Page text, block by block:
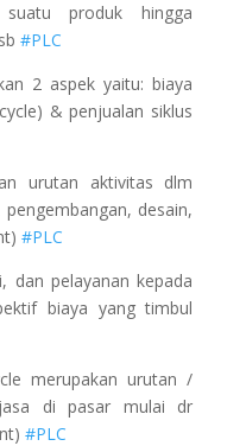
produk hingga
#PLC
2 aspek yaitu: biaya
& penjualan siklus
urutan aktivitas dlm
desain,
#PLC
dan pelayanan kepada
biaya yang timbul
merupakan urutan /
di pasar mulai dr
#PLC